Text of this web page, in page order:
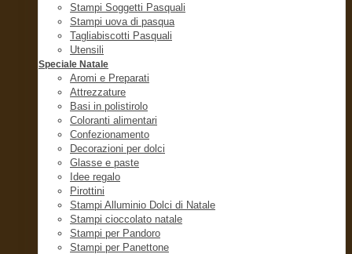
Stampi Soggetti Pasquali
Stampi uova di pasqua
Tagliabiscotti Pasquali
Utensili
Speciale Natale
Aromi e Preparati
Attrezzature
Basi in polistirolo
Coloranti alimentari
Confezionamento
Decorazioni per dolci
Glasse e paste
Idee regalo
Pirottini
Stampi Alluminio Dolci di Natale
Stampi cioccolato natale
Stampi per Pandoro
Stampi per Panettone